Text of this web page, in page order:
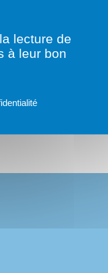
lecture de
à leur bon